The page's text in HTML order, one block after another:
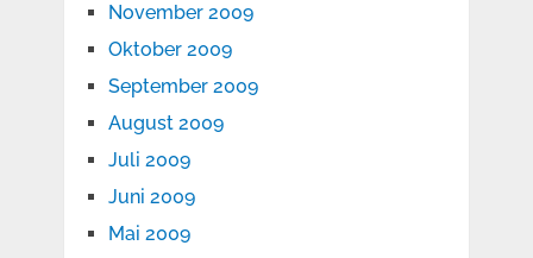
November 2009
Oktober 2009
September 2009
August 2009
Juli 2009
Juni 2009
Mai 2009